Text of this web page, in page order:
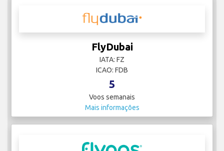
FlyDubai
IATA: FZ
ICAO: FDB
5
Voos semanais
Mais informações